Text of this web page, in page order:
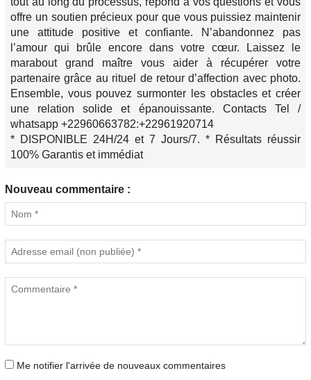
offre un soutien précieux pour que vous puissiez maintenir
une attitude positive et confiante. N’abandonnez pas
l’amour qui brûle encore dans votre cœur. Laissez le
marabout grand maître vous aider à récupérer votre
partenaire grâce au rituel de retour d’affection avec photo.
Ensemble, vous pouvez surmonter les obstacles et créer
une relation solide et épanouissante. Contacts Tel /
whatsapp +22960663782:+22961920714
* DISPONIBLE 24H/24 et 7 Jours/7. * Résultats réussir
100% Garantis et immédiat
Nouveau commentaire :
Me notifier l'arrivée de nouveaux commentaires